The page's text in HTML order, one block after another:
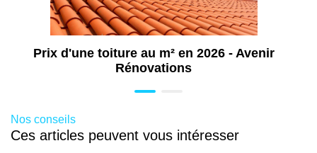
à Rennes (35)
Travaux d’isolation à Rennes (35)
Prix d'une toiture au m² en 2026 - Avenir
Rénovations
Nos conseils
Ces articles peuvent vous intéresser